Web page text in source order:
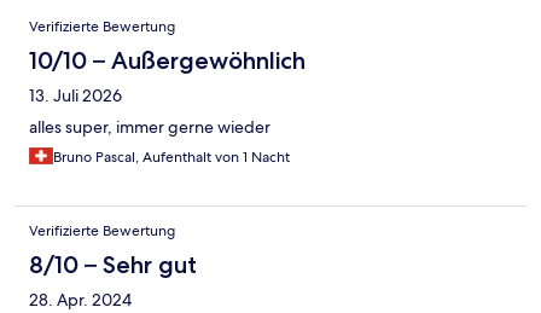
Bewertungen
Verifizierte Bewertung
10/10 – Außergewöhnlich
13. Juli 2026
alles super, immer gerne wieder
Bruno Pascal, Aufenthalt von 1 Nacht
Verifizierte Bewertung
8/10 – Sehr gut
28. Apr. 2024